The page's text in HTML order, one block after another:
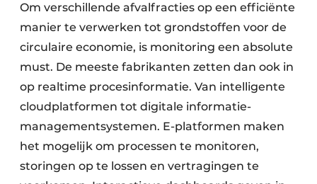
Om verschillende afvalfracties op een efficiënte
manier te verwerken tot grondstoffen voor de
circulaire economie, is monitoring een absolute
must. De meeste fabrikanten zetten dan ook in
op realtime procesinformatie. Van intelligente
cloud­platformen tot digitale informatie­
management­systemen. E-platformen maken
het mogelijk om processen te monitoren,
storingen op te lossen en vertragingen te